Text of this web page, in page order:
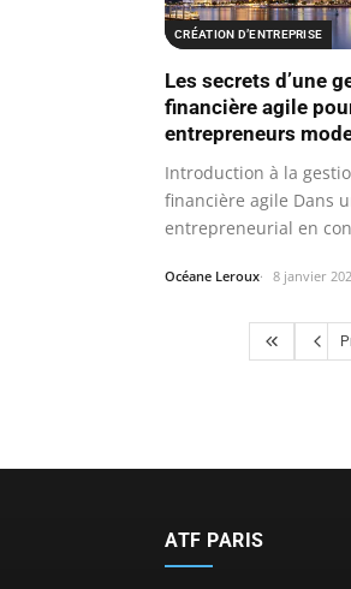
CRÉATION D’ENTREPRISE
Les secrets d’une
financière agile
entrepreneurs
Introduction à la
financière agile Dans
entrepreneurial en
Océane Leroux 8 janvier
ATF PARIS